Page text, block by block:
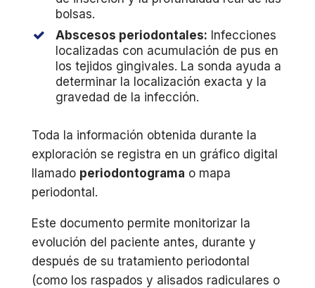
bolsas.
Abscesos periodontales: Infecciones
localizadas con acumulación de pus en
los tejidos gingivales. La sonda ayuda a
determinar la localización exacta y la
gravedad de la infección.
Toda la información obtenida durante la
exploración se registra en un gráfico digital
llamado periodontograma o mapa
periodontal.
Este documento permite monitorizar la
evolución del paciente antes, durante y
después de su tratamiento periodontal
(como los raspados y alisados radiculares o